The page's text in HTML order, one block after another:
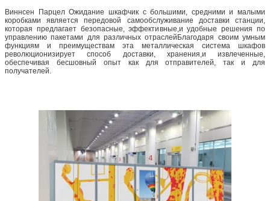
Виннсен Парцел Ожидание шкафчик с большими, средними и малыми
коробками является передовой самообслуживание доставки станции,
которая предлагает безопасные, эффективные,и удобные решения по
управлению пакетами для различных отраслейБлагодаря своим умным
функциям и преимуществам эта металлическая система шкафов
революционизирует способ доставки, хранения,и извлеченные,
обеспечивая бесшовный опыт как для отправителей, так и для
получателей.